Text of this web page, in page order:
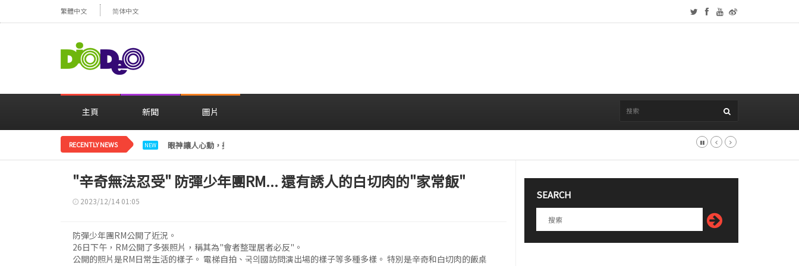
繁體中文 简体中文
主頁 新聞 圖片
RECENTLY NEWS NEW 眼神讓人心動，美貌閃耀……安宥真，就算瞪着看也很漂亮呢
"辛奇無法忍受" 防彈少年團RM... 還有誘人的白切肉的"家常飯"
2023/12/14 01:05
防彈少年團RM公開了近況。
26日下午，RM公開了多張照片，稱其為"會者整理居者必反"。
公開的照片是RM日常生活的樣子。 電梯自拍、국의國訪問演出場的樣子等多種多樣。 特別是辛奇和白切肉的飯桌
SEARCH